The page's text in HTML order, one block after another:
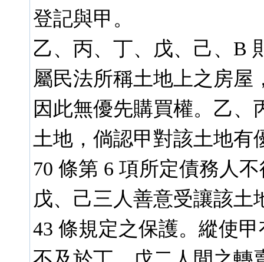
登記與甲。
乙、丙、丁、戊、己、B
屬民法所稱土地上之房屋
因此無優先購買權。乙
土地，倘認甲對該土地有
70 條第 6 項所定債務人
戊、己三人善意受讓該土
43 條規定之保護。縱使